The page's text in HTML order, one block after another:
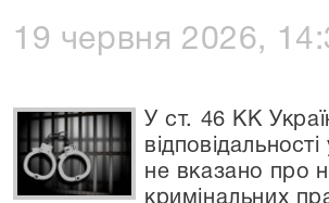
19 червня 2026,
У ст. 46 КК
не вказано про
кримінальних